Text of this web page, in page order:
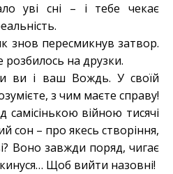
уві сні – і тебе чекає
пересмикнув затвор.
на друзки.
ваш Вождь. У своїй
з чим маєте справу!
війною тисячі
сон – про якесь створіння,
Воно завжди поряд, чигає
Щоб вийти назовні!